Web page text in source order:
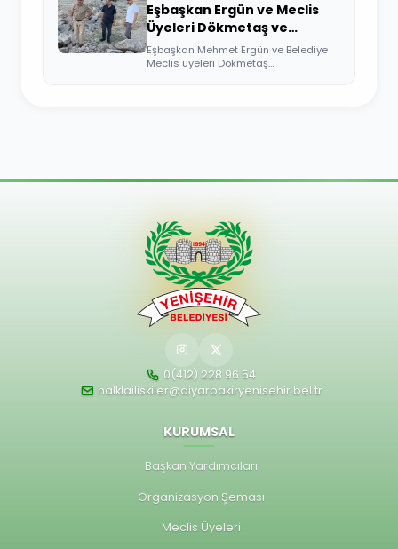
Eşbaşkan Ergün ve Meclis
Üyeleri Dökmetaş ve
Üçkuyular Mahallelerini
Ziyaret Etti
Eşbaşkan Mehmet Ergün ve Belediye
Meclis üyeleri Dökmetaş
0(412) 228 96 54
halklailiskiler@diyarbakiryenisehir.bel.tr
KURUMSAL
Başkan Yardımcıları
Organizasyon Şeması
Meclis Üyeleri